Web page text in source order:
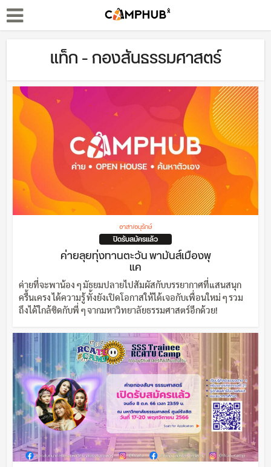
แท็ก - กองสันธรรมศาสตร์
อาสา/อนุรักษ์
ปิดรับสมัครแล้ว
ค่ายลุยทุ่งทานตะวัน พามันส์เมืองพุ
แค
ค่ายที่จะพาน้อง ๆ มัธยมปลายไปสัมผัสกับบรรยากาศที่แสนสนุก
ครื้นเครง ได้ความรู้ ทั้งยังเปิดโอกาสให้ได้เจอกับเพื่อนใหม่ ๆ รวม
ถึงได้ใกล้ชิดกับพี่ ๆ จากมหาวิทยาลัยธรรมศาสตร์อีกด้วย!